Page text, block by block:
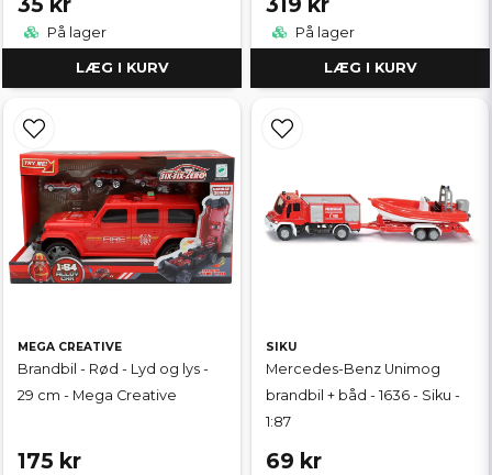
På lager
LÆG I KURV
På lager
LÆG I KURV
MEGA CREATIVE
Brandbil - Rød - Lyd og lys -
29 cm - Mega Creative
175 kr
SIKU
Mercedes-Benz Unimog
brandbil + båd - 1636 - Siku -
1:87
69 kr